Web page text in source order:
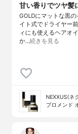
甘い香りでツヤ髪
GOLDにマットな黒
イト式でドライヤー
ィにも使えるヘアオ
か…続きを見る
NEXXUS(ネ
プロメンド